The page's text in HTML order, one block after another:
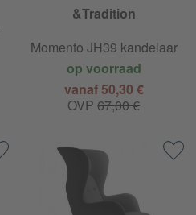
&Tradition
Momento JH39 kandelaar
op voorraad
vanaf 50,30 €
OVP67,00 €